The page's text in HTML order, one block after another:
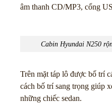
âm thanh CD/MP3, cổng
Cabin Hyundai N250
Trên mặt táp lô được bố trí
cách bố trí sang trọng giúp
những chiếc sedan.